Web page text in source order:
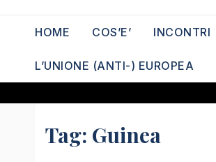
HOME COS’E’ INCONTRI
L’UNIONE (ANTI-) EUROPEA
Tag: Guinea